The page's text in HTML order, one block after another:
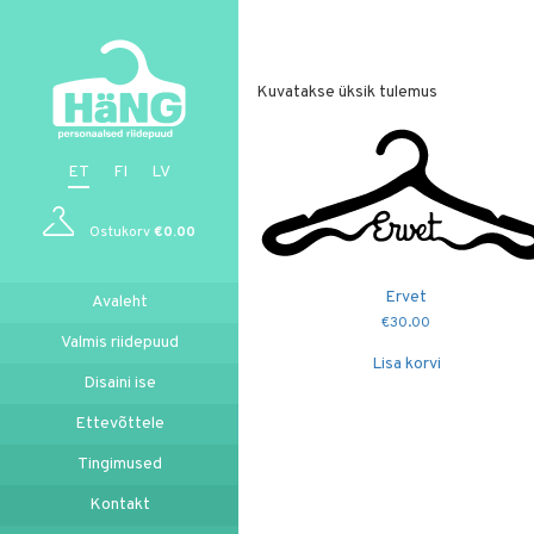
ET FI LV
Ostukorv€0.00
Avaleht
Valmis riidepuud
Disaini ise
Ettevõttele
Tingimused
Kontakt
Kuvatakse üksik tulemus
Ervet
€30.00
Lisa korvi